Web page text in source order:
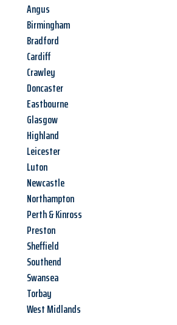
Angus
Birmingham
Bradford
Cardiff
Crawley
Doncaster
Eastbourne
Glasgow
Highland
Leicester
Luton
Newcastle
Northampton
Perth & Kinross
Preston
Sheffield
Southend
Swansea
Torbay
West Midlands